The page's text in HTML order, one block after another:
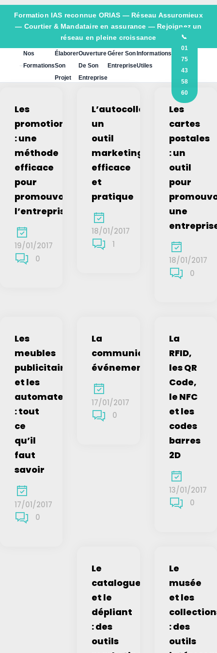
Formation IAS reconnue ORIAS — Réseau Assuromieux
— Courtier & Mandataire en assurance — Rejoignez un
réseau en pleine croissance
Nos
Formations
Élaborer
Son
Projet
Ouverture
De Son
Entreprise
Gérer Son
Entreprise
Informations
Utiles
📞
01
75
43
58
60
Les
promotions
: une
méthode
efficace
pour
promouvoir
l’entreprise
19/01/2017
0
L’autocollant,
un
outil
marketing
efficace
et
pratique
18/01/2017
1
Les
cartes
postales
: un
outil
pour
une
18/01/2017
0
Les
meubles
publicitaires
et les
automates
: tout
ce
qu’il
faut
savoir
17/01/2017
0
La
communication
événementielle
17/01/2017
0
La
RFID,
les QR
Code,
le NFC
et les
codes
barres
2D
13/01/2017
0
Le
catalogue
et le
dépliant
: des
outils
Le
musée
et les
: des
outils